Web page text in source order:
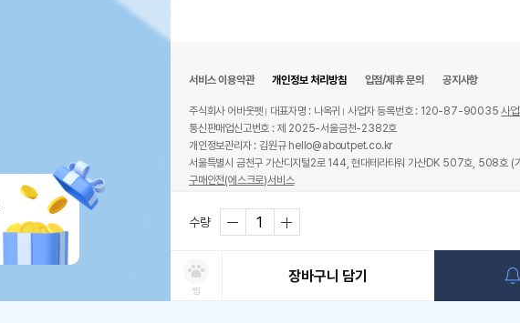
수량
찜
장바구니 담기
서비스 이용약관 개인정보 처리방침 입점/제휴 문의 공지사항
주식회사 어바웃펫 대표자명 : 나옥귀 사업자 등록번호 : 120-87-90035사
통신판매업신고번호 : 제 2025-서울금천-2382호
개인정보관리자 : 김원규 hello@aboutpet.co.kr
서울특별시 금천구 가산디지털2로 144, 현대테라타워 가산DK 507호, 508호 (
구매안전(에스크로)서비스